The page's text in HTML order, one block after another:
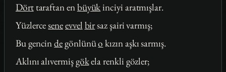
Dörttaraftan enbüyükinciyi aratmışlar.
Yüzlerceseneevvel birsaz şairi varmış;
Bu gencindegönlünüo kızın aşkı sarmış.
Aklını alıvermişgökela renkli gözler;